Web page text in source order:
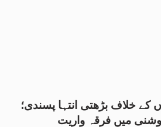
کے خلاف بڑھتی انتہا پسندی؛
میں فرقہ واریت